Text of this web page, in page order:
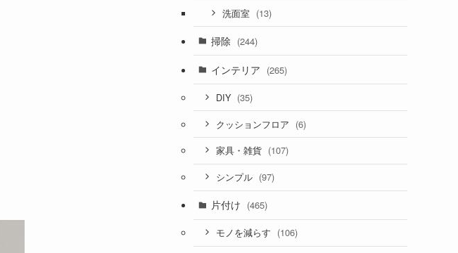
洗面室 (13)
掃除 (244)
インテリア (265)
DIY (35)
クッションフロア (6)
家具・雑貨 (107)
シンプル (97)
片付け (465)
モノを減らす (106)